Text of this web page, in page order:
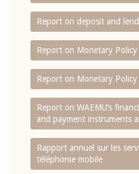
Report on deposit and
Report on Monetary Policy
Report on Monetary Policy
Report on WAEMU’s
and payment instruments
Rapport annuel sur les
téléphonie mobile